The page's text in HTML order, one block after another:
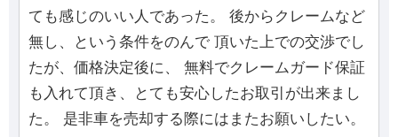
ても感じのいい人であった。 後からクレームなど
無し、という条件をのんで 頂いた上での交渉でし
たが、価格決定後に、 無料でクレームガード保証
も入れて頂き、とても安心したお取引が出来まし
た。 是非車を売却する際にはまたお願いしたい。